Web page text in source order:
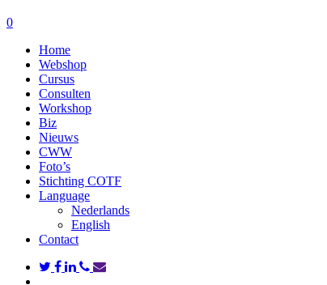
search
0
Home
Webshop
Cursus
Consulten
Workshop
Biz
Nieuws
CWW
Foto’s
Stichting COTF
Language
Nederlands
English
Contact
twitterfacebook
linkedin
phone
email